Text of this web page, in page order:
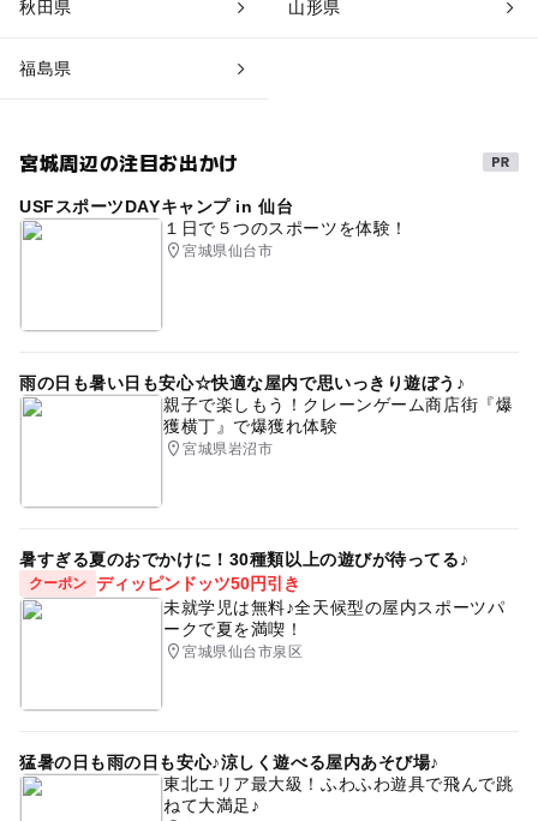
秋田県 山形県
福島県
宮城周辺の注目お出かけ
USFスポーツDAYキャンプ in 仙台
１日で５つのスポーツを体験！
宮城県仙台市
雨の日も暑い日も安心☆快適な屋内で思いっきり遊ぼう♪
親子で楽しもう！クレーンゲーム商店街『爆
獲横丁』で爆獲れ体験
宮城県岩沼市
暑すぎる夏のおでかけに！30種類以上の遊びが待ってる♪
クーポン ディッピンドッツ50円引き
未就学児は無料♪全天候型の屋内スポーツパ
ークで夏を満喫！
宮城県仙台市泉区
猛暑の日も雨の日も安心♪涼しく遊べる屋内あそび場♪
東北エリア最大級！ふわふわ遊具で飛んで跳
ねて大満足♪